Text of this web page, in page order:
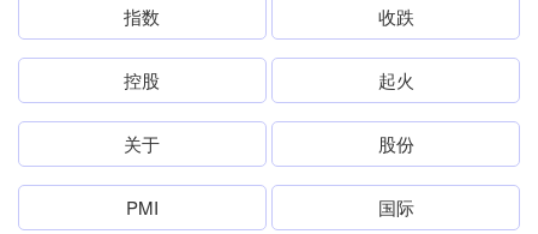
指数 收跌
控股 起火
关于 股份
PMI 国际